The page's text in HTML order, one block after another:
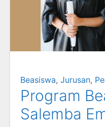
Beasiswa, Jurusan,
Program
Salemba